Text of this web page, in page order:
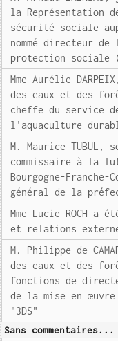
la Représentation
sécurité sociale
nommé directeur
protection sociale
Mme Aurélie
des eaux et des
cheffe du service
l'aquaculture
M. Maurice
commissaire à la
Bourgogne-Franche-
général de la
Mme Lucie ROCH a
et relations
M. Philippe de
des eaux et des
fonctions de
de la mise en
"3DS"
Sans